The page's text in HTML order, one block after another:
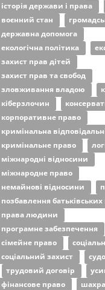
історія держави і права
воєнний стан
державна допомога
екологічна політика
захист прав дітей
захист прав та свобод
зловживання владою
кіберзлочин
корпоративне право
кримінальна
кримінальне право
міжнародні відносини
міжнародне право
немайнові відносини
позбавлення
права людини
програмне забезпечення
сімейне право
соціальний захист
трудовий договір
фінансове право